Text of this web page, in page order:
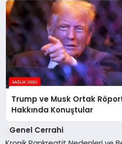
Trump ve Musk Ortak
Hakkında Konuştular
Genel Cerrahi